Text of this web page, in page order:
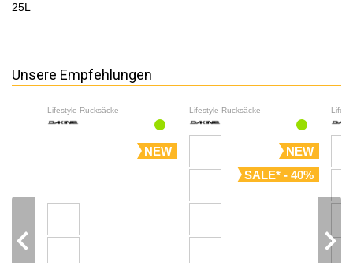
25L
Unsere Empfehlungen
Lifestyle Rucksäcke
NEW
Lifestyle Rucksäcke
NEW
SALE* - 40%
navigate_before navigate_next